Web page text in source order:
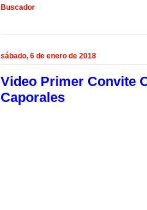
Buscador
sábado, 6 de enero de 2018
Video Primer Convite
Caporales